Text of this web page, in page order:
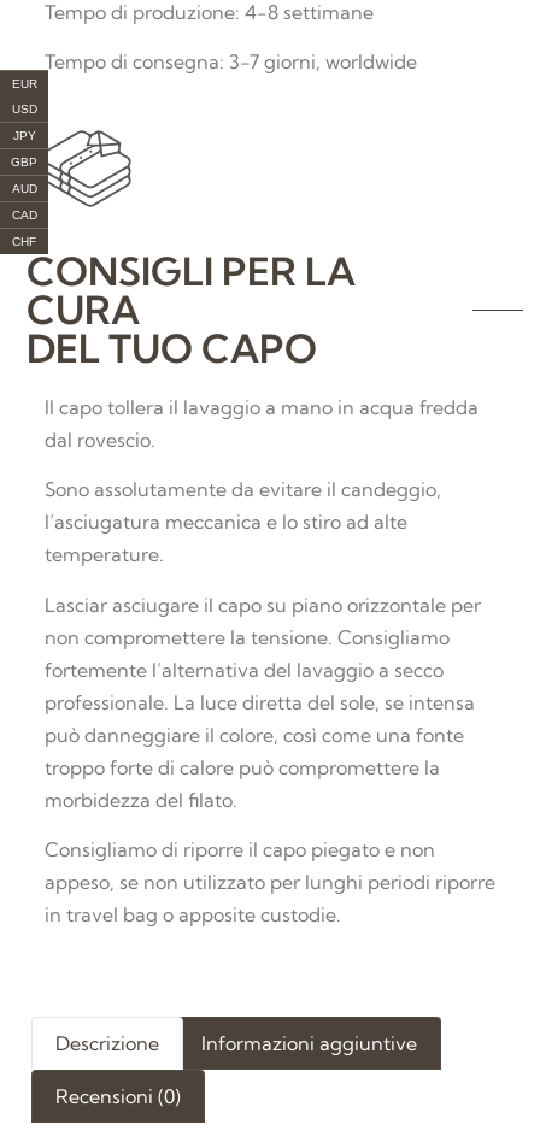
Tempo di produzione: 4-8 settimane
Tempo di consegna: 3-7 giorni, worldwide
CONSIGLI PER LA
CURA
DEL TUO CAPO
Il capo tollera il lavaggio a mano in acqua fredda
dal rovescio.
Sono assolutamente da evitare il candeggio,
l’asciugatura meccanica e lo stiro ad alte
temperature.
Lasciar asciugare il capo su piano orizzontale per
non compromettere la tensione. Consigliamo
fortemente l’alternativa del lavaggio a secco
professionale. La luce diretta del sole, se intensa
può danneggiare il colore, così come una fonte
troppo forte di calore può compromettere la
morbidezza del filato.
Consigliamo di riporre il capo piegato e non
appeso, se non utilizzato per lunghi periodi riporre
in travel bag o apposite custodie.
Descrizione Informazioni aggiuntive
Recensioni (0)
EUR
USD
JPY
GBP
AUD
CAD
CHF